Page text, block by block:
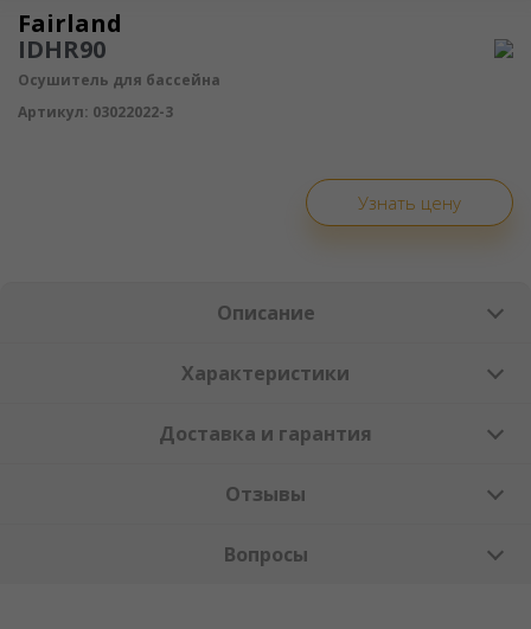
Осушитель воздуха
Fairland
IDHR90
Осушитель для бассейна
Артикул: 03022022-3
Узнать цену
Описание
Характеристики
Доставка и гарантия
Отзывы
Вопросы